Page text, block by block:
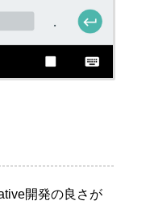
開発の良さが